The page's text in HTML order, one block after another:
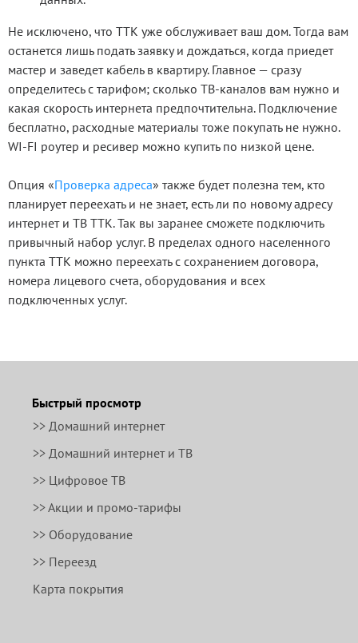
Не исключено, что ТТК уже обслуживает ваш дом. Тогда вам
останется лишь подать заявку и дождаться, когда приедет
мастер и заведет кабель в квартиру. Главное — сразу
определитесь с тарифом; сколько ТВ‑каналов вам нужно и
какая скорость интернета предпочтительна. Подключение
бесплатно, расходные материалы тоже покупать не нужно.
WI-FI роутер и ресивер можно купить по низкой цене.
Опция «Проверка адреса» также будет полезна тем, кто
планирует переехать и не знает, есть ли по новому адресу
интернет и ТВ ТТК. Так вы заранее сможете подключить
привычный набор услуг. В пределах одного населенного
пункта ТТК можно переехать с сохранением договора,
номера лицевого счета, оборудования и всех
подключенных услуг.
Быстрый просмотр
>> Домашний интернет
>> Домашний интернет и ТВ
>> Цифровое ТВ
>> Акции и промо-тарифы
>> Оборудование
>> Переезд
Карта покрытия